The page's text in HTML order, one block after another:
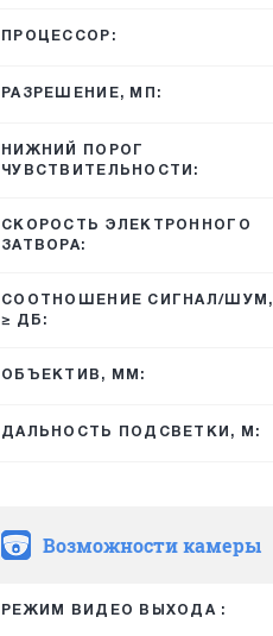
ПРОЦЕССОР:
РАЗРЕШЕНИЕ, МП:
НИЖНИЙ ПОРОГ
ЧУВСТВИТЕЛЬНОСТИ:
СКОРОСТЬ ЭЛЕКТРОННОГО
ЗАТВОРА:
СООТНОШЕНИЕ СИГНАЛ/ШУМ,
≥ ДБ:
ОБЪЕКТИВ, ММ:
ДАЛЬНОСТЬ ПОДСВЕТКИ, М:
Возможности камеры
РЕЖИМ ВИДЕО ВЫХОДА :